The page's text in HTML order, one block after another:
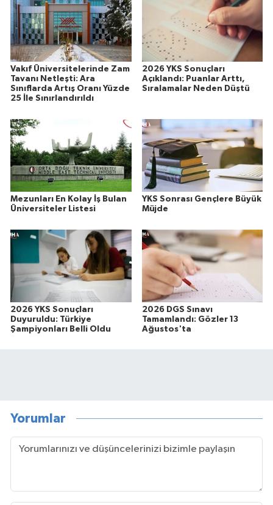
Vakıf Üniversitelerinde Zam
Tavanı Netleşti: Ara
Sınıflarda Artış Oranı Yüzde
25 İle Sınırlandırıldı
2026 YKS Sonuçları
Açıklandı: Puanlar Arttı,
Sıralamalar Neden Düştü
Mezunları En Kolay İş Bulan
Üniversiteler Listesi
YKS Sonrası Gençlere Büyük
Müjde
2026 YKS Sonuçları
Duyuruldu: Türkiye
Şampiyonları Belli Oldu
2026 DGS Sınavı
Tamamlandı: Gözler 13
Ağustos'ta
Yorumlar